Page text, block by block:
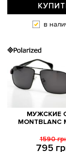
в
МУЖСКИЕ
MONTBLANC
795
1590